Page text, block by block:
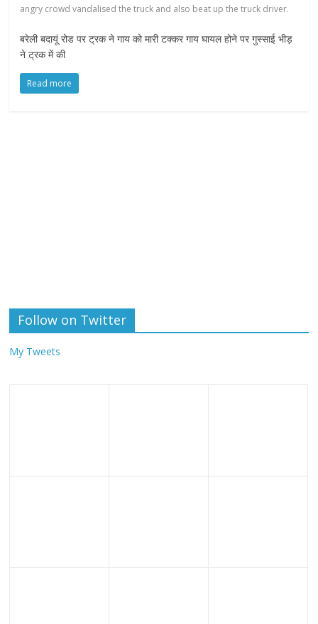
angry crowd vandalised the truck and also beat up the truck driver.
बरेली बदायूं रोड पर ट्रक ने गाय को मारी टक्कर गाय घायल होने पर गुस्साई भीड़
ने ट्रक में की
Read more
Follow on Twitter
My Tweets